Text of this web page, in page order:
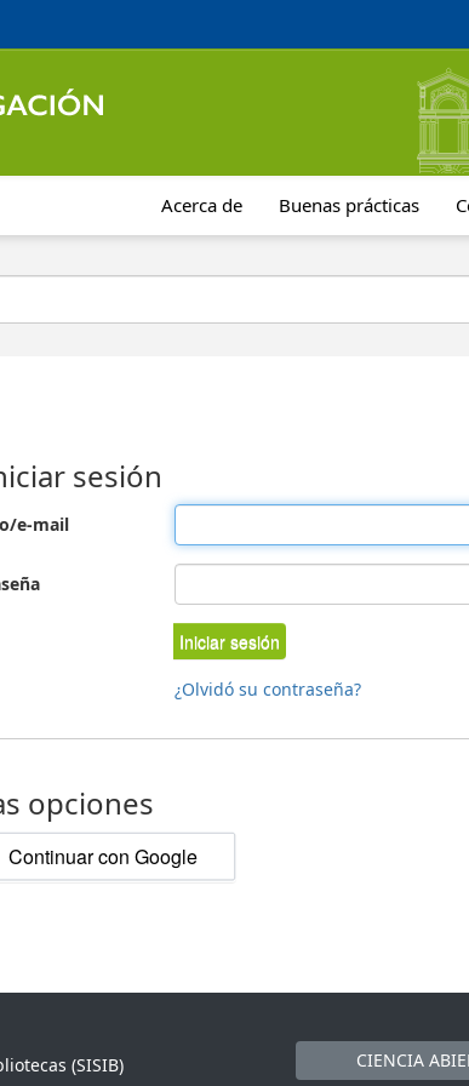
Acerca de Buenas prácticas
sesión
e-mail
Iniciar sesión
¿Olvidó su contraseña?
opciones
Continuar con Google
(SISIB)
CIENCIA